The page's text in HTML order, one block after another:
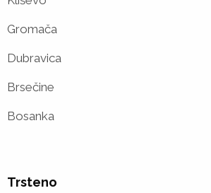
Gromača
Dubravica
Brsečine
Bosanka
Trsteno